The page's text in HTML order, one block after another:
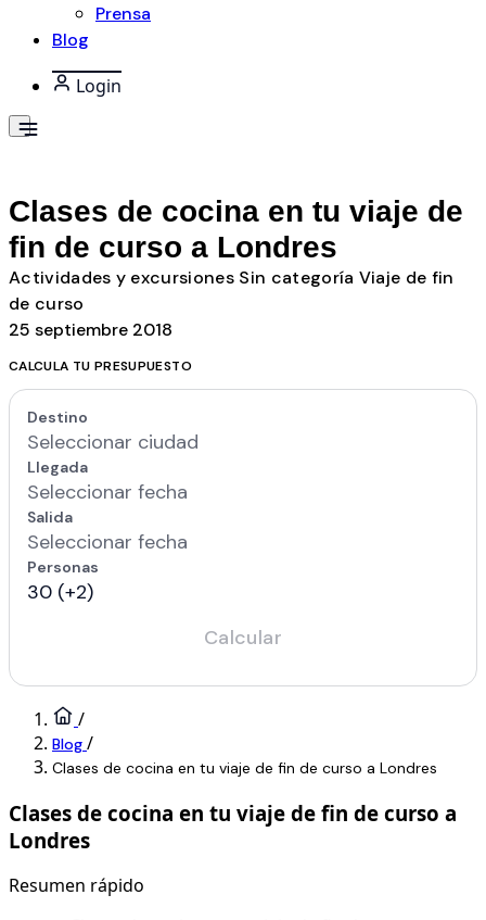
Prensa
Blog
Login
Clases de cocina en tu viaje de
fin de curso a Londres
Actividades y excursiones Sin categoría Viaje de fin
de curso
25 septiembre 2018
CALCULA TU PRESUPUESTO
/
Blog /
Clases de cocina en tu viaje de fin de curso a Londres
Clases de cocina en tu viaje de fin de curso a
Londres
Resumen rápido